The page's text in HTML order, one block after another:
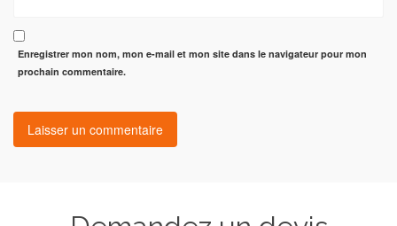
Enregistrer mon nom, mon e-mail et mon site dans le navigateur pour mon
prochain commentaire.